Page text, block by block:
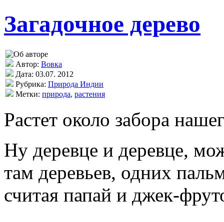
Загадочное дерево
Автор: Вовка
Дата: 03.07. 2012
Рубрика: Природа Индии
Метки: природа, растения
Растет около забора
Ну деревце и деревце,
там деревьев, одних
считая папай и джек-